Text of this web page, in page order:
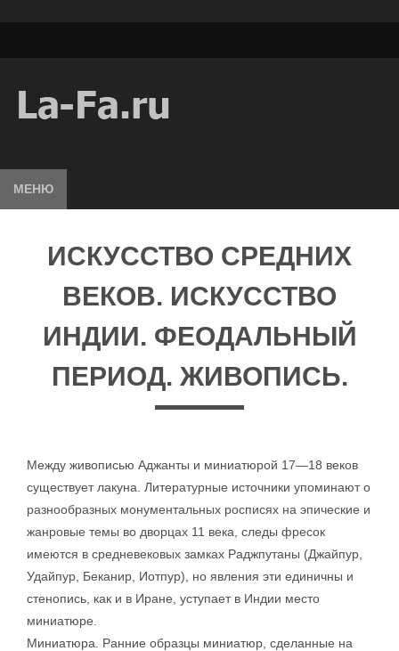
МЕНЮ
ИСКУССТВО СРЕДНИХ
ВЕКОВ. ИСКУССТВО
ИНДИИ. ФЕОДАЛЬНЫЙ
ПЕРИОД. ЖИВОПИСЬ.
Между живописью Аджанты и миниатюрой 17—18 веков
существует лакуна. Литературные источники упоминают о
разнообразных монументальных росписях на эпические и
жанровые темы во дворцах 11 века, следы фресок
имеются в средневековых замках Раджпутаны (Джайпур,
Удайпур, Беканир, Иотпур), но явления эти единичны и
стенопись, как и в Иране, уступает в Индии место
миниатюре.
Миниатюра. Ранние образцы миниатюр, сделанные на